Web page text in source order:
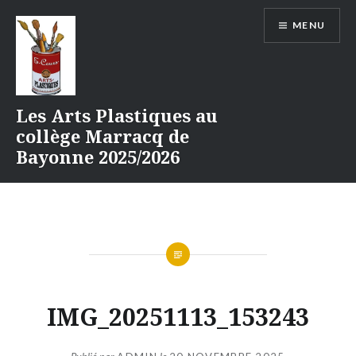
contenu
Les Arts Plastiques au
collège Marracq de
Bayonne 2025/2026
MENU
IMG_20251113_153243